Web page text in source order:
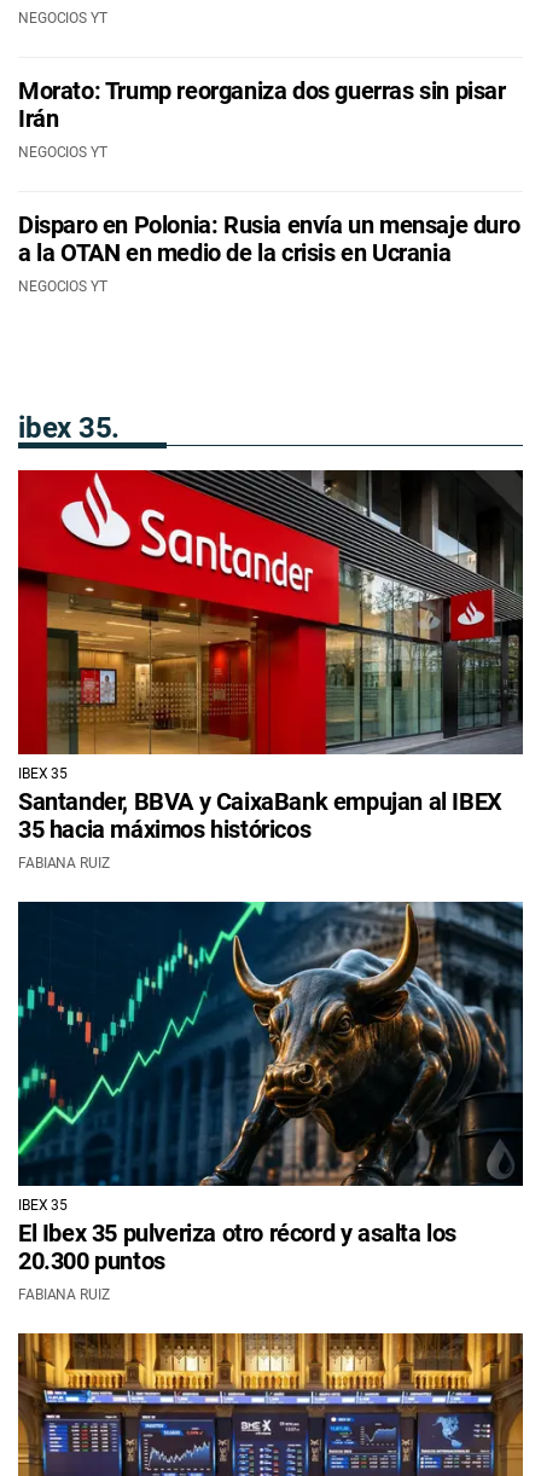
NEGOCIOS YT
Morato: Trump reorganiza dos guerras sin pisar
Irán
NEGOCIOS YT
Disparo en Polonia: Rusia envía un mensaje duro
a la OTAN en medio de la crisis en Ucrania
NEGOCIOS YT
ibex 35.
IBEX 35
Santander, BBVA y CaixaBank empujan al IBEX
35 hacia máximos históricos
FABIANA RUIZ
IBEX 35
El Ibex 35 pulveriza otro récord y asalta los
20.300 puntos
FABIANA RUIZ